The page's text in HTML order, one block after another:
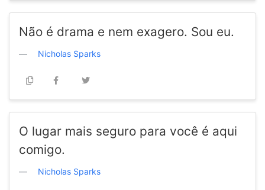
Não é drama e nem exagero. Sou eu.
Nicholas Sparks
O lugar mais seguro para você é aqui
comigo.
Nicholas Sparks